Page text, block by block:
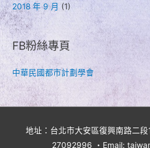
2018 年 9 月 (1)
FB粉絲專頁
中華民國都市計劃學會
地址：台北市大安區復興南路二
27092996 ・Email: